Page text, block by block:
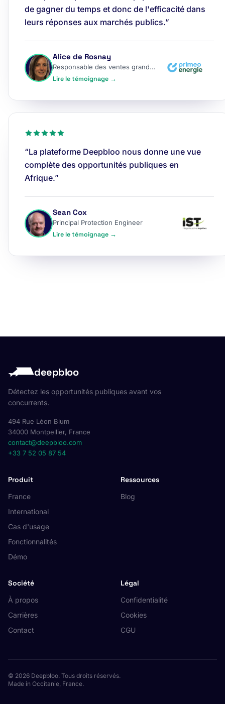
de gagner du temps et donc de l'efficacité dans
leurs réponses aux marchés publics.”
Alice de Rosnay
Responsable des ventes grands comptes
Lire le témoignage →
“La plateforme Deepbloo nous donne une vue
complète des opportunités publiques en
Afrique.”
Sean Cox
Principal Protection Engineer
Lire le témoignage →
deepbloo
Détectez les opportunités publiques avant vos
concurrents.
494 Rue Léon Blum
34000 Montpellier, France
contact@deepbloo.com
+33 7 52 05 87 54
Produit
France
International
Cas d'usage
Fonctionnalités
Démo
Ressources
Blog
Société
À propos
Carrières
Contact
Légal
Confidentialité
Cookies
CGU
© 2026 Deepbloo. Tous droits réservés.
Made in Occitanie, France.